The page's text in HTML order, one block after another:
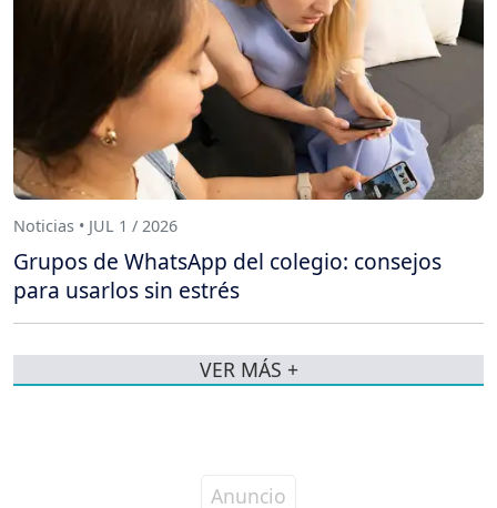
Noticias • JUL 1 / 2026
Grupos de WhatsApp del colegio: consejos
para usarlos sin estrés
VER MÁS +